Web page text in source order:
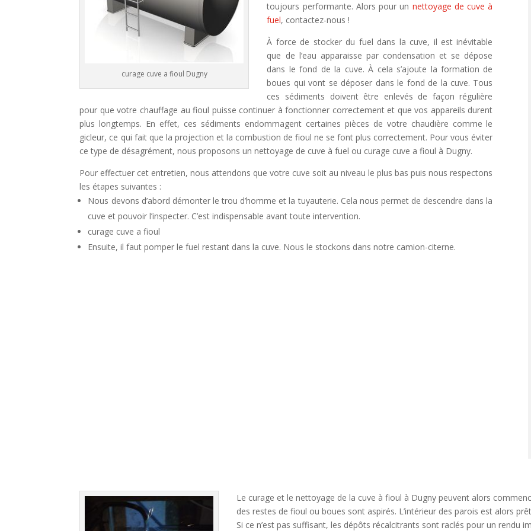
curage cuve a fioul Dugny
toujours performante. Alors pour un nettoyage de cuve à
fuel, contactez-nous !
À force de stocker du fuel dans la cuve, il est inévitable
que de l’eau apparaisse par condensation et se dépose
dans le fond de la cuve. À cela s’ajoute la formation de
boues qui vont se déposer dans le fond de la cuve. Tous
ces sédiments doivent être enlevés de façon régulière
pour que votre chauffage au fioul puisse continuer à fonctionner correctement et que vos appareils durent
plus longtemps. En effet, ces sédiments endommagent certaines pièces de votre chaudière comme le
gicleur, ce qui fait que la projection et la combustion de fioul ne se font plus correctement. Pour vous éviter
ce type de désagrément, nous proposons un nettoyage de cuve à fuel ou curage cuve a fioul à Dugny.
Pour effectuer cet entretien, nous attendons que votre cuve soit au niveau le plus bas puis nous respectons
les étapes suivantes :
Nous devons d’abord démonter le trou d’homme et la tuyauterie. Cela nous permet de descendre dans la
cuve et pouvoir l’inspecter. C’est indispensable avant toute intervention.
curage cuve a fioul
Ensuite, il faut pomper le fuel restant dans la cuve. Nous le stockons dans notre camion-citerne.
Le curage et le nettoyage de la cuve à fioul à Dugny peuvent alors
des restes de fioul ou boues sont aspirés. L’intérieur des parois est alors
Si ce n’est pas suffisant, les dépôts récalcitrants sont raclés pour un rendu